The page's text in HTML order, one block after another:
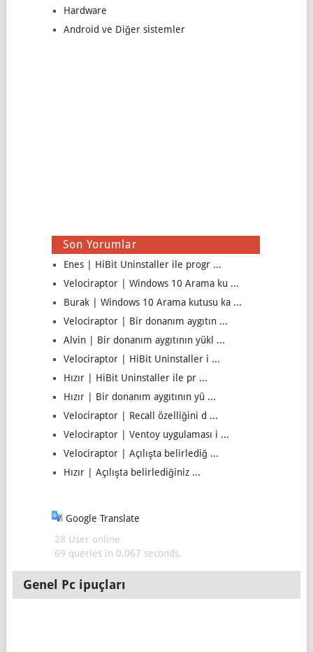
Hardware
Android ve Diğer sistemler
Son Yorumlar
Enes | HiBit Uninstaller ile progr ...
Velociraptor | Windows 10 Arama ku ...
Burak | Windows 10 Arama kutusu ka ...
Velociraptor | Bir donanım aygıtın ...
Alvin | Bir donanım aygıtının yükl ...
Velociraptor | HiBit Uninstaller i ...
Hızır | HiBit Uninstaller ile pr ...
Hızır | Bir donanım aygıtının yü ...
Velociraptor | Recall özelliğini d ...
Velociraptor | Ventoy uygulaması i ...
Velociraptor | Açılışta belirlediğ ...
Hızır | Açılışta belirlediğiniz ...
Google Translate
28 User online
69 queries in 0,067 seconds.
Genel Pc ipuçları